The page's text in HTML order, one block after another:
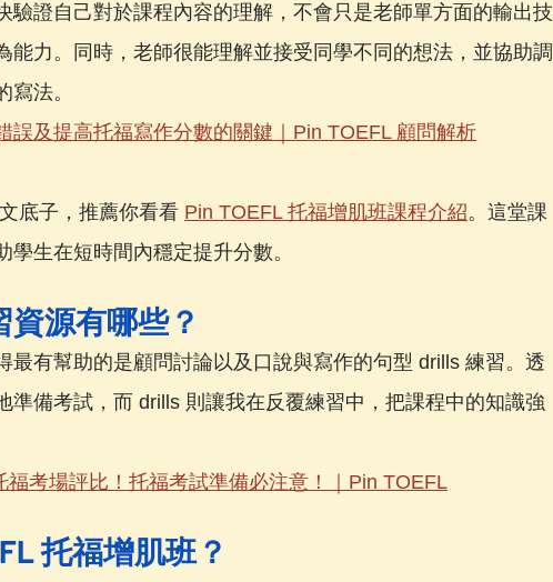
驗證自己對於課程內容的理解，不會只是老師單方面的輸出技
能力。同時，老師很能理解並接受同學不同的想法，並協助調
法。
誤及提高托福寫作分數的關鍵｜Pin TOEFL 顧問解析
底子，推薦你看看 Pin TOEFL 托福增肌班課程介紹。這堂課
生在短時間內穩定提升分數。
源有哪些？
最有幫助的是顧問討論以及口說與寫作的句型 drills 練習。透
準備考試，而 drills 則讓我在反覆練習中，把課程中的知識強
福考場評比！托福考試準備必注意！｜Pin TOEFL
托福增肌班？